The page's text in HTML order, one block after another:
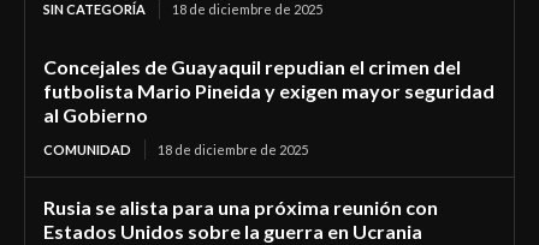
SIN CATEGORÍA 18 de diciembre de 2025
Concejales de Guayaquil repudian el crimen del
futbolista Mario Pineida y exigen mayor seguridad
al Gobierno
COMUNIDAD 18 de diciembre de 2025
Rusia se alista para una próxima reunión con
Estados Unidos sobre la guerra en Ucrania